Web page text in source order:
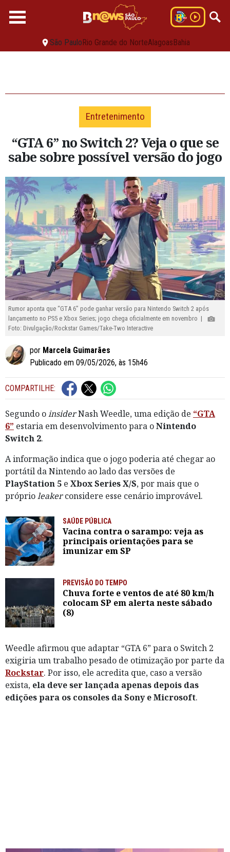
São PauloRio Grande do NorteAlagoasBahia
Entretenimento
“GTA 6” no Switch 2? Veja o que se
sabe sobre possível versão do jogo
Rumor aponta que “GTA 6” pode ganhar versão para Nintendo Switch 2 após
lançamento no PS5 e Xbox Series; jogo chega oficialmente em novembro |
Foto: Divulgação/Rockstar Games/Take-Two Interactive
por Marcela Guimarães
Publicado em 09/05/2026, às 15h46
COMPARTILHE:
Segundo oinsiderNash Weedle, uma edição de “GTA
6” estaria em desenvolvimento para oNintendo
Switch 2.
A informação indica que o jogo poderia até chegar ao
portátil da Nintendo ao lado das versões de
PlayStation 5 e Xbox Series X/S, por mais que o
próprioleakerconsidere esse cenário improvável.
SAÚDE PÚBLICA
Vacina contra o sarampo: veja as
principais orientações para se
imunizar em SP
PREVISÃO DO TEMPO
Chuva forte e ventos de até 80 km/h
colocam SP em alerta neste sábado
(8)
Weedle afirmou que adaptar “GTA 6” para o Switch 2
exigiria um trabalho pesado de otimização por parte da
Rockstar. Por isso, ele acredita que, caso a versão
exista, ela deve ser lançada apenas depois das
edições para os consoles da Sony e Microsoft.